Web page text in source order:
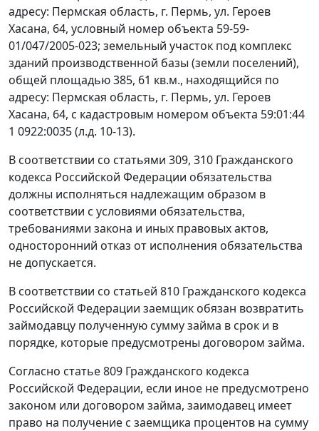
адресу: Пермская область, г. Пермь, ул. Героев
Хасана, 64, условный номер объекта 59-59-
01/047/2005-023; земельный участок под комплекс
зданий производственной базы (земли поселений),
общей площадью 385, 61 кв.м., находящийся по
адресу: Пермская область, г. Пермь, ул. Героев
Хасана, 64, с кадастровым номером объекта 59:01:44
1 0922:0035 (л.д. 10-13).
В соответствии со статьями 309, 310 Гражданского
кодекса Российской Федерации обязательства
должны исполняться надлежащим образом в
соответствии с условиями обязательства,
требованиями закона и иных правовых актов,
односторонний отказ от исполнения обязательства
не допускается.
В соответствии со статьей 810 Гражданского кодекса
Российской Федерации заемщик обязан возвратить
займодавцу полученную сумму займа в срок и в
порядке, которые предусмотрены договором займа.
Согласно статье 809 Гражданского кодекса
Российской Федерации, если иное не предусмотрено
законом или договором займа, заимодавец имеет
право на получение с заемщика процентов на сумму